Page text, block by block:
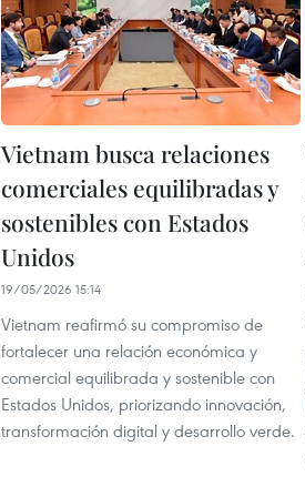
Vietnam busca relaciones
comerciales equilibradas y
sostenibles con Estados
Unidos
19/05/2026 15:14
Vietnam reafirmó su compromiso de
fortalecer una relación económica y
comercial equilibrada y sostenible con
Estados Unidos, priorizando innovación,
transformación digital y desarrollo verde.